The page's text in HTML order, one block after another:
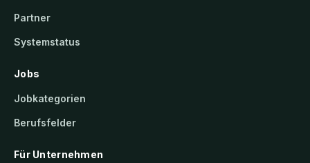
Partner
Systemstatus
Jobs
Jobkategorien
Berufsfelder
Für Unternehmen